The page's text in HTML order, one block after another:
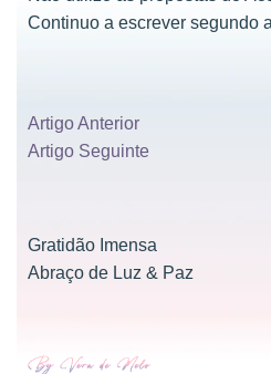
Continuo a escrever segundo
Artigo Anterior
Artigo Seguinte
Gratidão Imensa
Abraço de Luz & Paz